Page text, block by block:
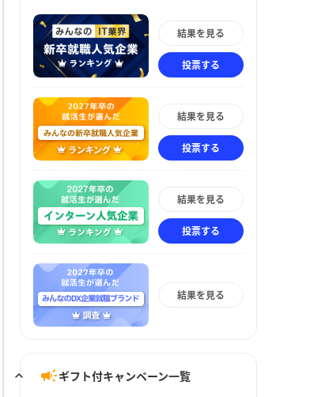
結果を見る
投票する
結果を見る
投票する
結果を見る
投票する
結果を見る
ギフト付キャンペーン一覧